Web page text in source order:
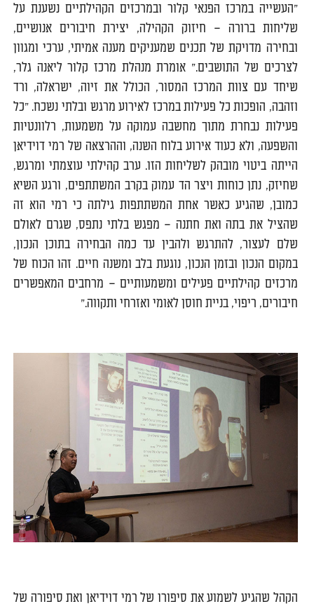
"העשייה במרכז הפנאי קלור ובמרכזים הקהילתיים נשענת על
שליחות ברורה – חיזוק הקהילה, יצירת חיבורים אנושיים,
ובחירה מדויקת של תכנים שמעניקים מענה אמיתי, ערכי ומגוון
לצרכים של התושבים." אומרת מנהלת מרכז קלור ליאנה גלר,
שיחד עם צוות המרכז המסור, הכולל את זיוה, ישראלה, ורד
וזהבה, הופכות כל פעילות במרכז לאירוע מרגש ובלתי נשכח. "כל
פעילות נבחרת מתוך מחשבה עמוקה על משמעות, רלוונטיות
והשפעה, ולא כעוד אירוע בלוח השנה, וההרצאה של רמי דוידיאן
הייתה ביטוי מובהק לשליחות הזו. ערב קהילתי עוצמתי ומרגש,
שחיזק, נתן כוחות ויצר הד עמוק בקרב המשתתפים, ורגע השיא
כמובן, שהגיע כאשר אחת המשתתפות גילתה כי רמי הוא זה
שהציל את בתה ואת חתנה – מפגש בלתי נתפס, שגרם לאולם
שלם לעצור, להתרגש ולהבין עד כמה הבחירה בתוכן הנכון,
במקום הנכון ובזמן הנכון, נוגעת בלב ומשנה חיים. זהו הכוח של
מרכזים קהילתיים פעילים ומשמעותיים – מרחבים המאפשרים
חיבורים, ריפוי, בניית חוסן לאומי ואזרחי ותקווה."
הקהל שהגיע לשמוע את סיפורו של רמי דוידיאן ואת סיפורה של